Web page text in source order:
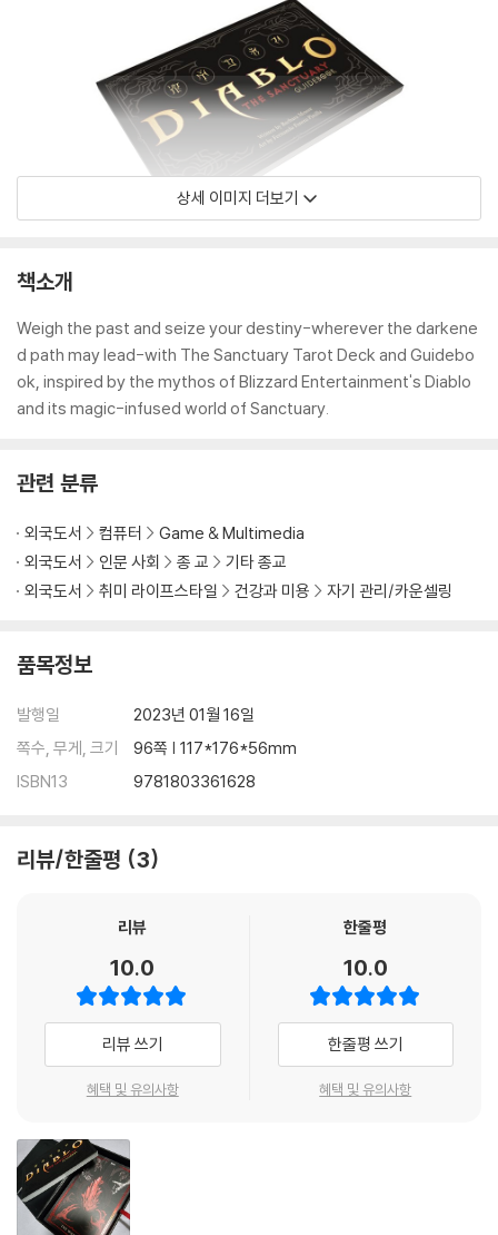
상세 이미지 더보기
책소개
Weigh the past and seize your destiny-wherever the darkene
d path may lead-with The Sanctuary Tarot Deck and Guidebo
ok, inspired by the mythos of Blizzard Entertainment's Diablo
and its magic-infused world of Sanctuary.
관련 분류
외국도서 컴퓨터
Game & Multimedia
외국도서
인문 사회 종 교
기타 종교
외국도서
취미 라이프스타일 건강과 미용 자기 관리/카운셀링
품목정보
발행일
2023년 01월 16일
쪽수, 무게, 크기
96쪽 | 117*176*56mm
ISBN13
9781803361628
리뷰/한줄평 3
리뷰
10.0
리뷰 쓰기
혜택 및 유의사항
한줄평
10.0
한줄평 쓰기
혜택 및 유의사항